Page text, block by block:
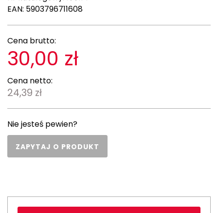
EAN: 5903796711608
Cena brutto:
30,00 zł
Cena netto:
24,39 zł
Nie jesteś pewien?
ZAPYTAJ O PRODUKT